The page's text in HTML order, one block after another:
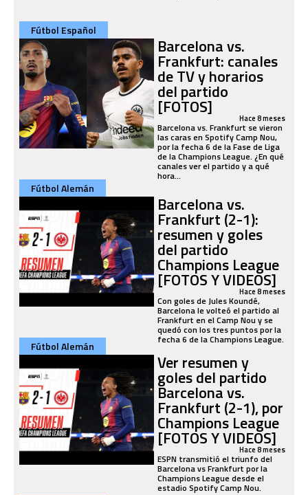
Fútbol Español
Barcelona vs.
Frankfurt: canales
de TV y horarios
del partido
[FOTOS] Hace 8 meses
Barcelona vs. Frankfurt se vieron
las caras en Spotify Camp Nou,
por la fecha 6 de la Fase de Liga
de la Champions League. ¿En qué
canales ver el partido y a qué
hora...
Fútbol Alemán
Barcelona vs.
Frankfurt (2-1):
resumen y goles
del partido
Champions League
[FOTOS Y VIDEOS]
Hace 8 meses
Con goles de Jules Koundé,
Barcelona le volteó el partido al
Frankfurt en el Camp Nou y se
quedó con los tres puntos por la
fecha 6 de la Champions League.
Fútbol Alemán
Ver resumen y
goles del partido
Barcelona vs.
Frankfurt (2-1), por
Champions League
[FOTOS Y VIDEOS]
Hace 8 meses
ESPN transmitió el triunfo del
Barcelona vs Frankfurt por la
Champions League desde el
estadio Spotify Camp Nou.